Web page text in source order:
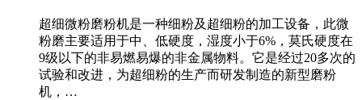
超细微粉磨粉机是一种细粉及超细粉的加工设备，此微
粉磨主要适用于中、低硬度，湿度小于6%，莫氏硬度在
9级以下的非易燃易爆的非金属物料。它是经过20多次的
试验和改进，为超细粉的生产而研发制造的新型磨粉
机，…